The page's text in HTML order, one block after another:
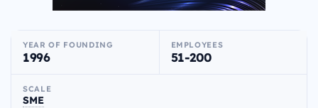
YEAR OF FOUNDING
1996
EMPLOYEES
51-200
SCALE
SME